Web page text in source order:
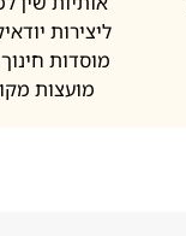
ליצירות
מוסדות
מועצות